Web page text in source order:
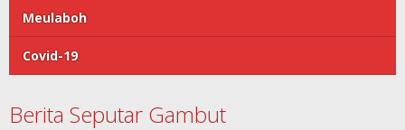
Meulaboh
Covid-19
Berita Seputar Gambut